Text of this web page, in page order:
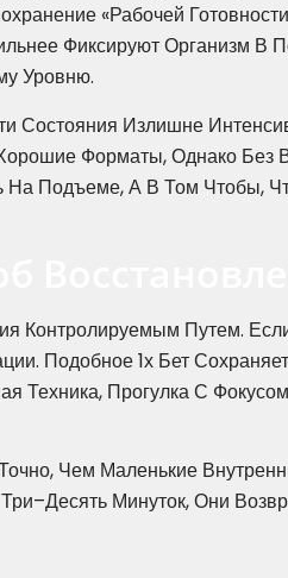
«рабочей
Фиксируют Организм
Уровню.
Состояния Излишне
Форматы, Однако
Подъеме, А В Том Чтобы,
Контролируемым Путем.
Подобное 1х Бет
Техника, Прогулка С
Чем Маленькие
Минуток, Они